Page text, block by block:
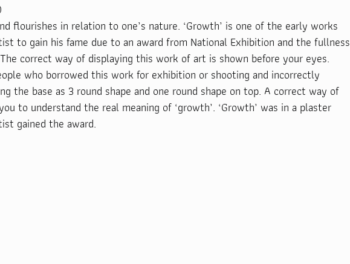
flourishes in relation to one’s nature. ‘Growth’ is one of the early works
to gain his fame due to an award from National Exhibition and the fullness
correct way of displaying this work of art is shown before your eyes.
who borrowed this work for exhibition or shooting and incorrectly
the base as 3 round shape and one round shape on top. A correct way of
to understand the real meaning of ‘growth’. ‘Growth’ was in a plaster
gained the award.